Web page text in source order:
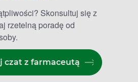
Skonsultuj się z
rzetelną poradę od
czat z farmaceutą